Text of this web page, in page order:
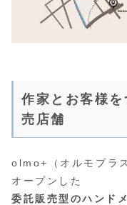
作家とお客様
売店舗
olmo+（オルモプラ
オープンした
委託販売型のハンド